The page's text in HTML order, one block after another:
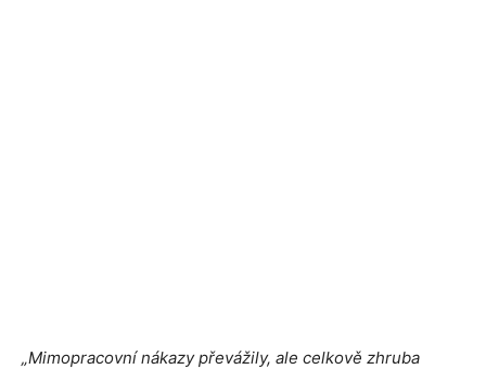
„Mimopracovní nákazy převážily, ale celkově zhruba